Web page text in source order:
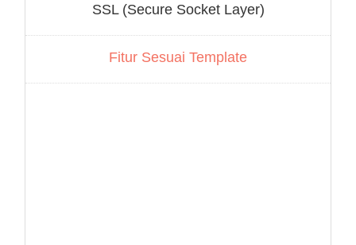
SSL (Secure Socket Layer)
Fitur Sesuai Template